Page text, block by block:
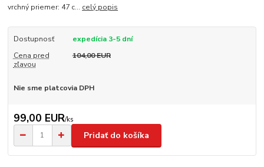
vrchný priemer: 47 c... celý popis
Dostupnosť
expedícia 3-5 dní
Cena pred
zľavou
104,00 EUR
Nie sme platcovia DPH
99,00 EUR/ks
Pridať do košíka